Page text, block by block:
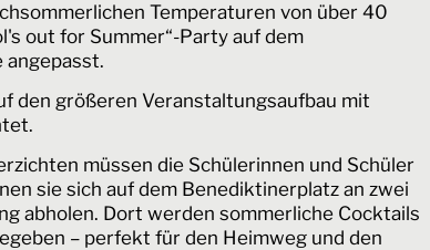
Temperaturen von über 40
out for Summer“-Party auf dem
den größeren Veranstaltungsaufbau mit
müssen die Schülerinnen und Schüler
sie sich auf dem Benediktinerplatz an zwei
abholen. Dort werden sommerliche Cocktails
– perfekt für den Heimweg und den